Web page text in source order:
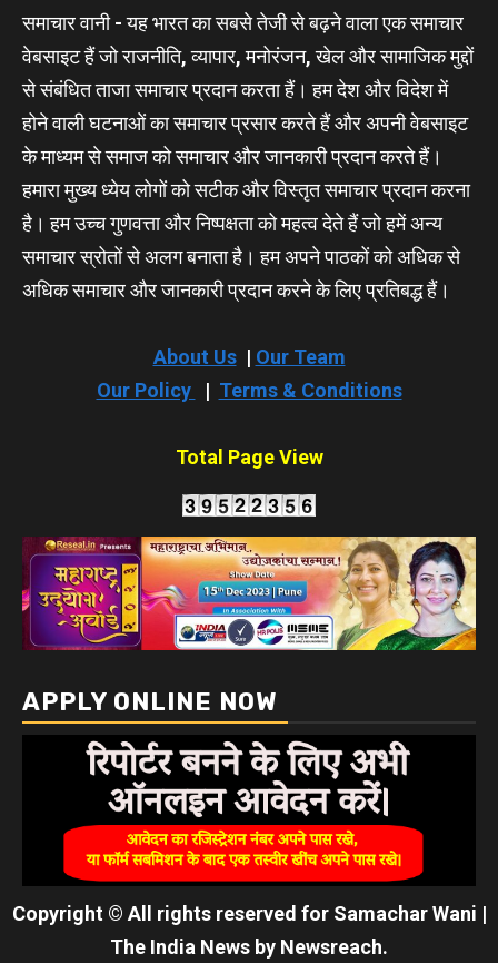
समाचार वानी - यह भारत का सबसे तेजी से बढ़ने वाला एक समाचार
वेबसाइट हैं जो राजनीति, व्यापार, मनोरंजन, खेल और सामाजिक मुद्दों
से संबंधित ताजा समाचार प्रदान करता हैं। हम देश और विदेश में
होने वाली घटनाओं का समाचार प्रसार करते हैं और अपनी वेबसाइट
के माध्यम से समाज को समाचार और जानकारी प्रदान करते हैं।
हमारा मुख्य ध्येय लोगों को सटीक और विस्तृत समाचार प्रदान करना
है। हम उच्च गुणवत्ता और निष्पक्षता को महत्व देते हैं जो हमें अन्य
समाचार स्रोतों से अलग बनाता है। हम अपने पाठकों को अधिक से
अधिक समाचार और जानकारी प्रदान करने के लिए प्रतिबद्ध हैं।
About Us| Our Team
Our Policy
| Terms & Conditions
Total Page View
APPLY ONLINE NOW
Copyright © All rights reserved for Samachar Wani |
The India News by Newsreach.